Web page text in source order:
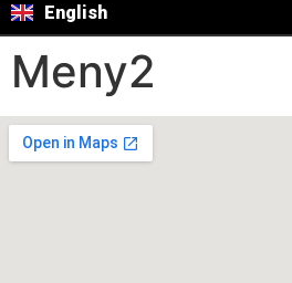
English
Meny2